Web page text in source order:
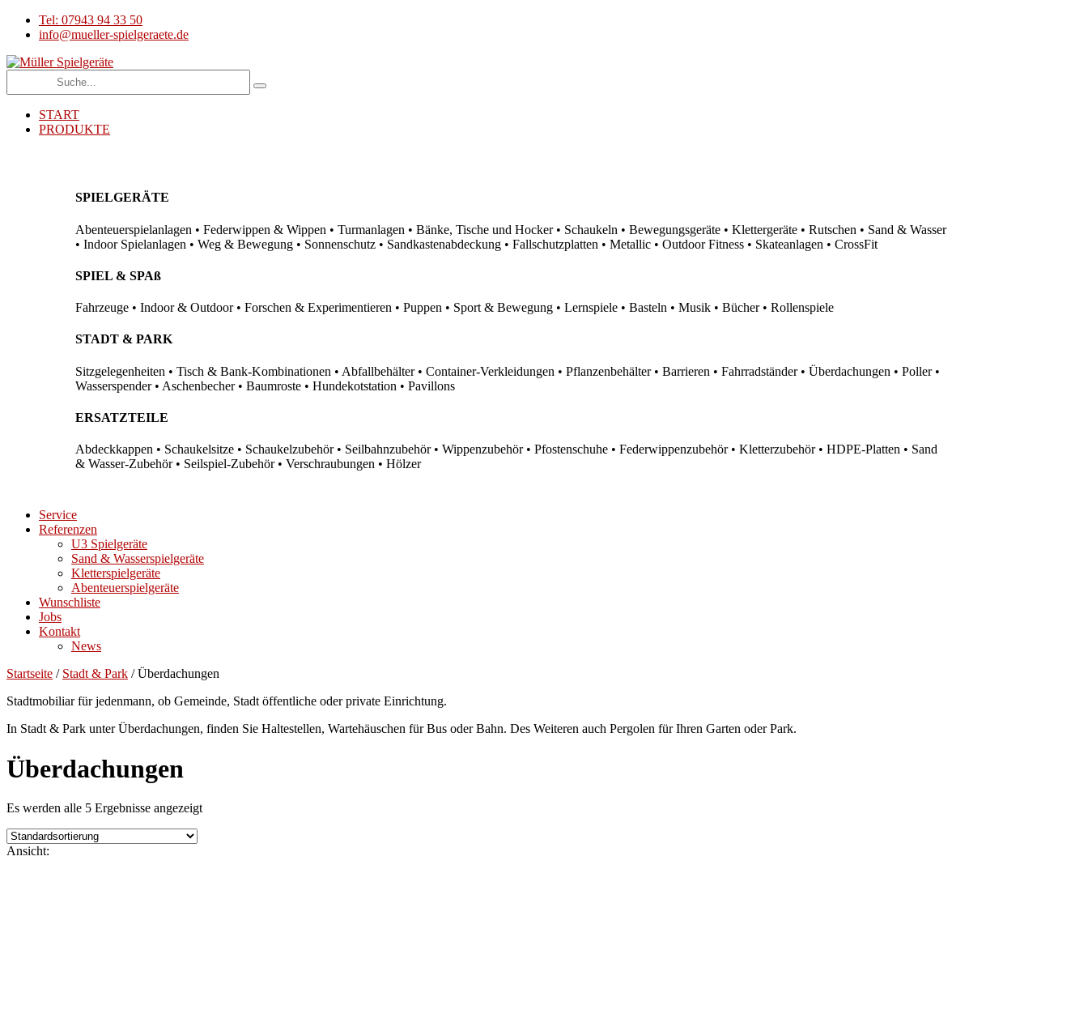
Tel: 07943 94 33 50
info@mueller-spielgeraete.de
START
PRODUKTE
SPIELGERÄTE
Abenteuerspielanlagen • Federwippen & Wippen • Turmanlagen • Bänke, Tische und Hocker • Schaukeln • Bewegungsgeräte • Klettergeräte • Rutschen • Sand & Wasser
• Indoor Spielanlagen • Weg & Bewegung • Sonnenschutz • Sandkastenabdeckung • Fallschutzplatten • Metallic • Outdoor Fitness • Skateanlagen • CrossFit
SPIEL & SPAß
Fahrzeuge • Indoor & Outdoor • Forschen & Experimentieren • Puppen • Sport & Bewegung • Lernspiele • Basteln • Musik • Bücher • Rollenspiele
STADT & PARK
Sitzgelegenheiten • Tisch & Bank-Kombinationen • Abfallbehälter • Container-Verkleidungen • Pflanzenbehälter • Barrieren • Fahrradständer • Überdachungen • Poller •
Wasserspender • Aschenbecher • Baumroste • Hundekotstation • Pavillons
ERSATZTEILE
Abdeckkappen • Schaukelsitze • Schaukelzubehör • Seilbahnzubehör • Wippenzubehör • Pfostenschuhe • Federwippenzubehör • Kletterzubehör • HDPE-Platten • Sand
& Wasser-Zubehör • Seilspiel-Zubehör • Verschraubungen • Hölzer
Service
Referenzen
U3 Spielgeräte
Sand & Wasserspielgeräte
Kletterspielgeräte
Abenteuerspielgeräte
Wunschliste
Jobs
Kontakt
News
Startseite / Stadt & Park / Überdachungen
Stadtmobiliar für jedenmann, ob Gemeinde, Stadt öffentliche oder private Einrichtung.
In Stadt & Park unter Überdachungen, finden Sie Haltestellen, Wartehäuschen für Bus oder Bahn. Des Weiteren auch Pergolen für Ihren Garten oder Park.
Überdachungen
Es werden alle 5 Ergebnisse angezeigt
Ansicht: